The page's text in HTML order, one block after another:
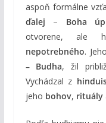
aspoň formálne
ďalej – Boha
otvorene, ale
nepotrebného.
– Budha, žil
Vychádzal z
jeho bohov, rituály